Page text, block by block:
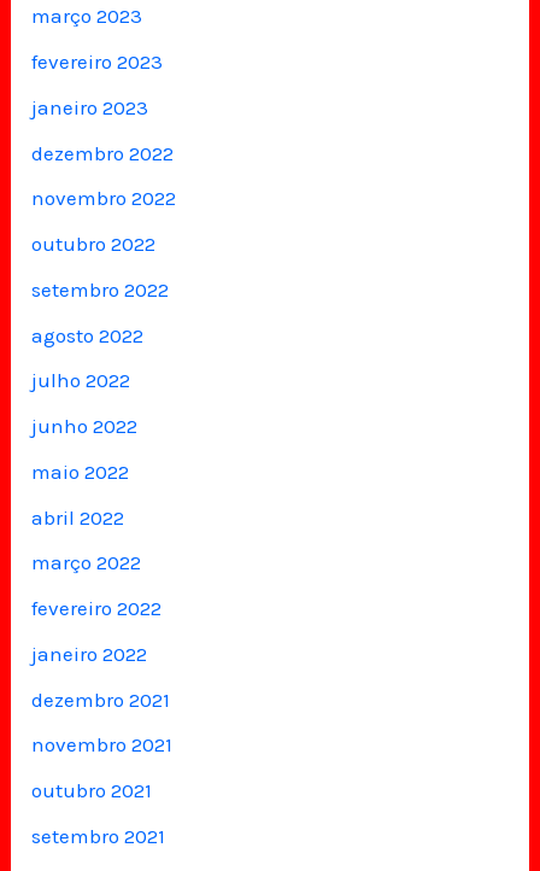
março 2023
fevereiro 2023
janeiro 2023
dezembro 2022
novembro 2022
outubro 2022
setembro 2022
agosto 2022
julho 2022
junho 2022
maio 2022
abril 2022
março 2022
fevereiro 2022
janeiro 2022
dezembro 2021
novembro 2021
outubro 2021
setembro 2021